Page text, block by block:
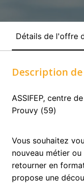
Détails de l'offre
Description
ASSIFEP, centre
Prouvy (59)
Vous souhaitez
nouveau métier
retourner en
propose une